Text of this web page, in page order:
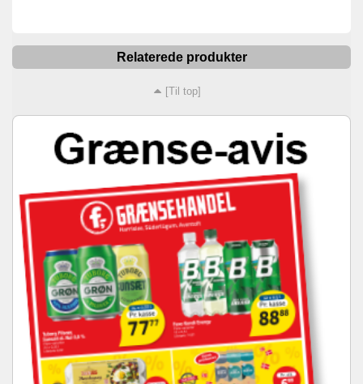
Relaterede produkter
[Til top]